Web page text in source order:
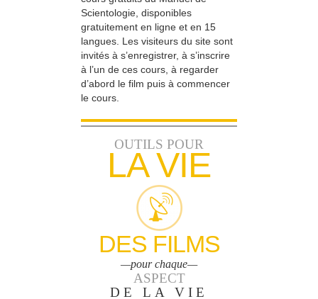
Scientologie, disponibles
gratuitement en ligne et en 15
langues. Les visiteurs du site sont
invités à s’enregistrer, à s’inscrire
à l’un de ces cours, à regarder
d’abord le film puis à commencer
le cours.
OUTILS POUR
LA VIE
DES FILMS
—pour chaque—
ASPECT
DE LA VIE